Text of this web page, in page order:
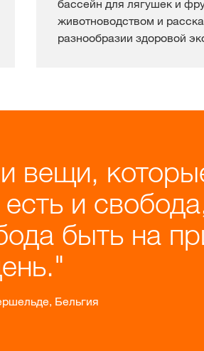
бассейн для лягушек и
животноводством и
разнообразии здоровой
вещи,
и
быть на
Бельгия